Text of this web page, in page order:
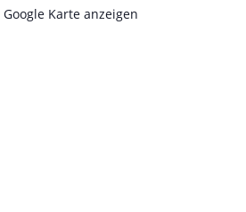
Google Karte anzeigen